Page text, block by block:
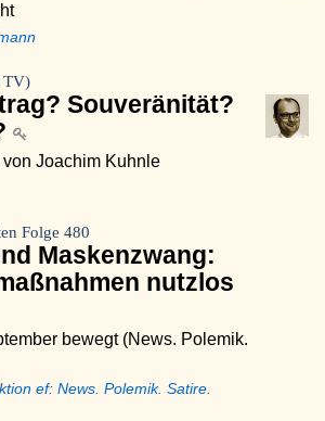
TV)
Souveränität?
Joachim Kuhnle
Folge 480
Maskenzwang:
nutzlos
bewegt (News. Polemik.
ef: News. Polemik. Satire.